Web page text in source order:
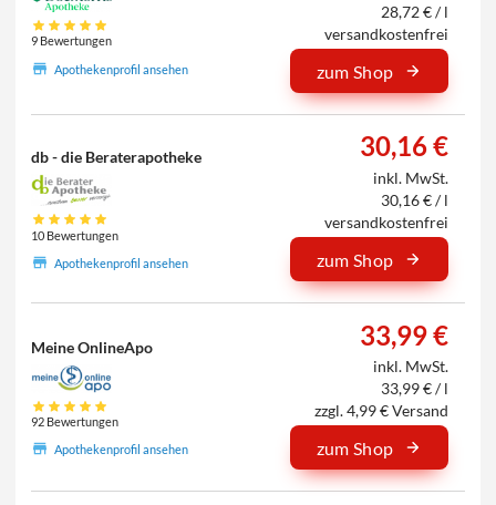
9 Bewertungen
Apothekenprofil ansehen
28,72 € / l
versandkostenfrei
zum Shop
db - die Beraterapotheke
10 Bewertungen
Apothekenprofil ansehen
30,16 €
inkl. MwSt.
30,16 € / l
versandkostenfrei
zum Shop
Meine OnlineApo
92 Bewertungen
Apothekenprofil ansehen
33,99 €
inkl. MwSt.
33,99 € / l
zzgl. 4,99 € Versand
zum Shop